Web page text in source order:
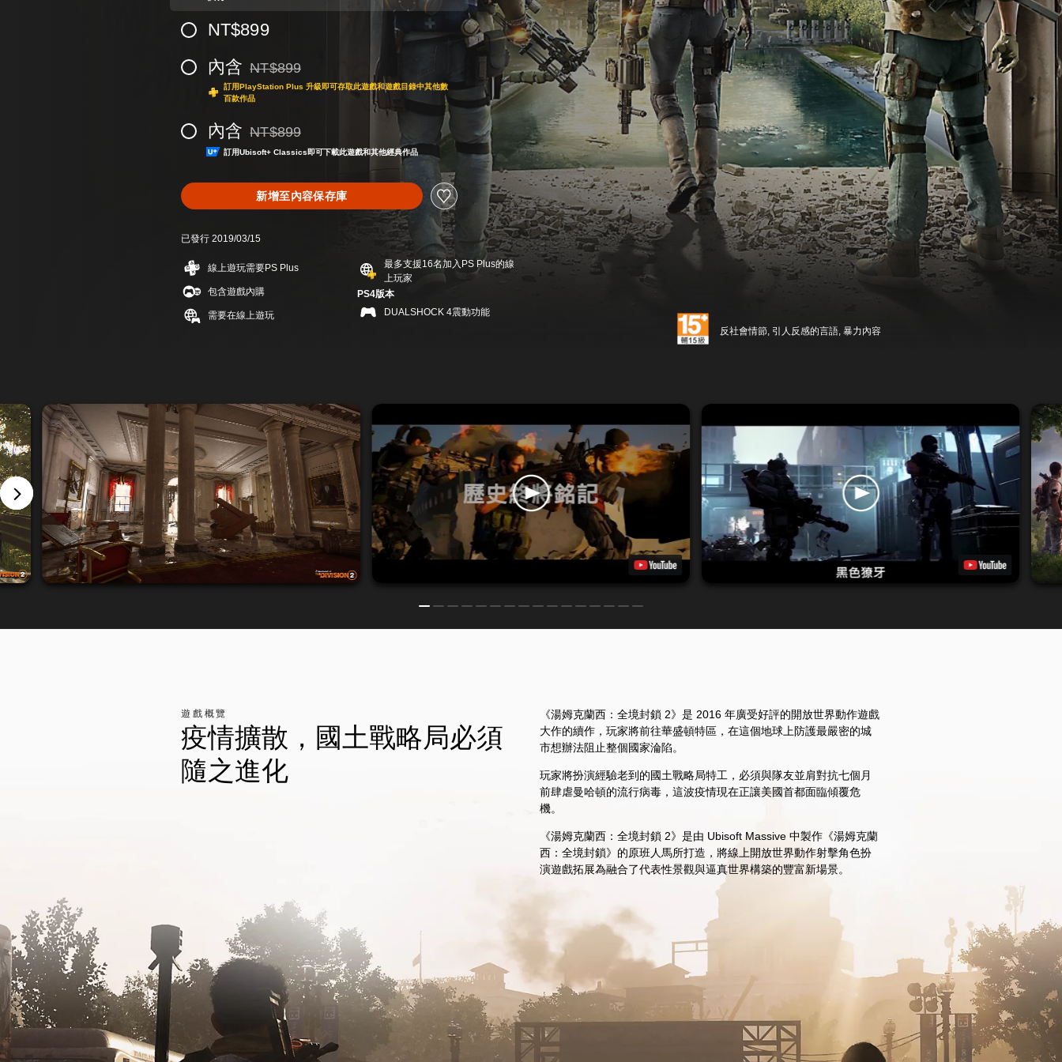
NT$899
內含
折扣前原價為NT$899
NT$899
訂用PlayStation Plus 升級即可存取此遊戲和遊戲目錄中其他數
百款作品
內含 折扣前原價為NT$899
NT$899
訂用Ubisoft+ Classics即可下載此遊戲和其他經典作品
新增至內容保存庫
已發行 2019/03/15
線上遊玩需要PS Plus
包含遊戲內購
需要在線上遊玩
最多支援16名加入PS Plus的線
上玩家
PS4版本
DUALSHOCK 4震動功能
反社會情節, 引人反感的言語, 暴力內容
遊戲概覽
疫情擴散，國土戰略局必須
隨之進化
《湯姆克蘭西：全境封鎖 2》是 2016 年廣受好評的開放世界動作遊戲
大作的續作，玩家將前往華盛頓特區，在這個地球上防護最嚴密的城
市想辦法阻止整個國家淪陷。
玩家將扮演經驗老到的國土戰略局特工，必須與隊友並肩對抗七個月
前肆虐曼哈頓的流行病毒，這波疫情現在正讓美國首都面臨傾覆危
機。
《湯姆克蘭西：全境封鎖 2》是由 Ubisoft Massive 中製作《湯姆克蘭
西：全境封鎖》的原班人馬所打造，將線上開放世界動作射擊角色扮
演遊戲拓展為融合了代表性景觀與逼真世界構築的豐富新場景。